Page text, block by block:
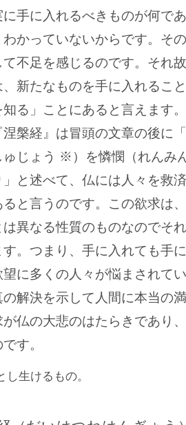
手に入れるべきものが何で
かっていないからです。そ
不足を感じるのです。それ
新たなものを手に入れるこ
る」ことにあると言えます。
槃経』は冒頭の文章の後に
ゅじょう ※）を憐憫（れんみ
」と述べて、仏には人々を救
と言うのです。この欲求は
は異なる性質のものなのでそ
す。つまり、手に入れても手
望に多くの人々が悩まされて
の解決を示して人間に本当の
仏の大悲のはたらきであり
す。
し生けるもの。